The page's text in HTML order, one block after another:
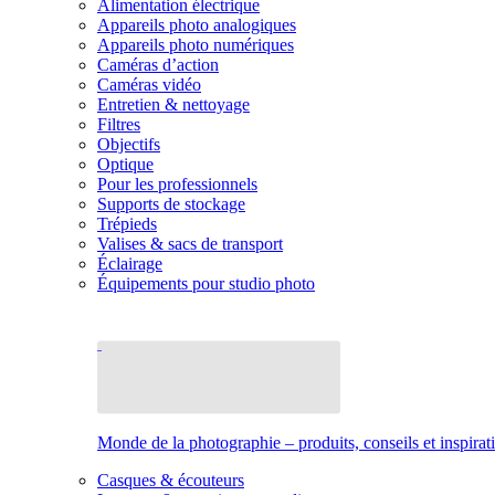
Alimentation électrique
Appareils photo analogiques
Appareils photo numériques
Caméras d’action
Caméras vidéo
Entretien & nettoyage
Filtres
Objectifs
Optique
Pour les professionnels
Supports de stockage
Trépieds
Valises & sacs de transport
Éclairage
Équipements pour studio photo
Monde de la photographie – produits, conseils et
Casques & écouteurs